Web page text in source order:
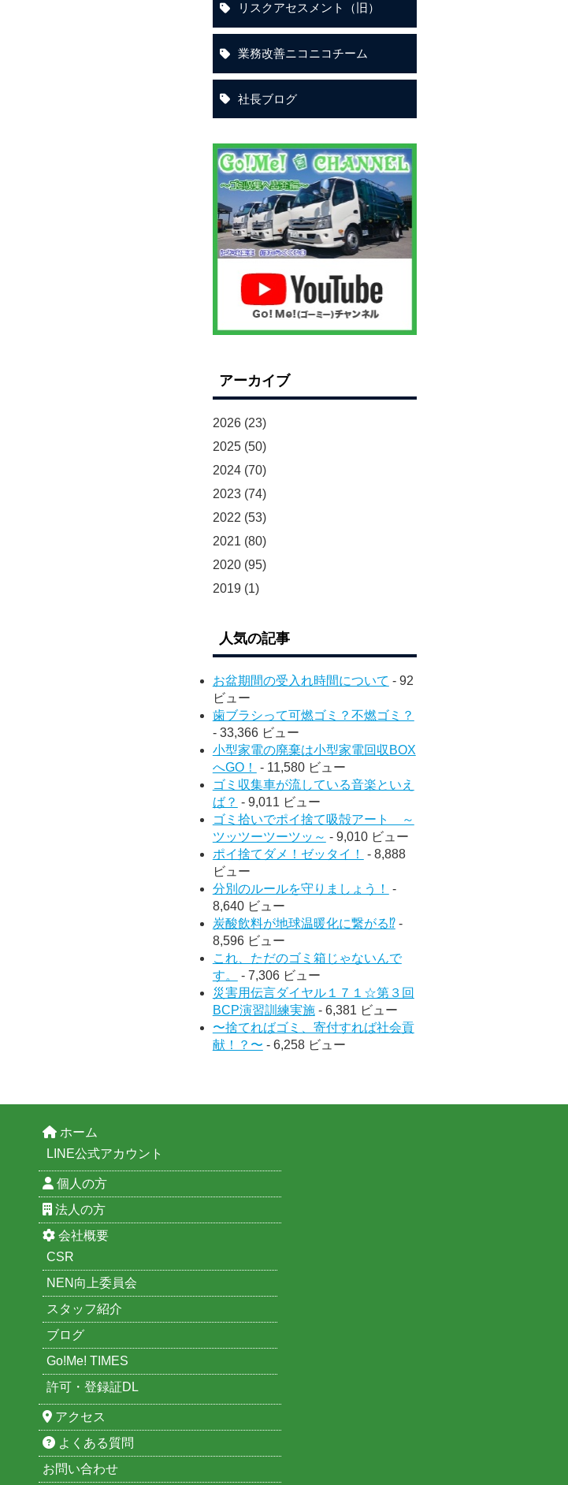
リスクアセスメント（旧）
業務改善ニコニコチーム
社長ブログ
アーカイブ
2026(23)
2025(50)
2024(70)
2023(74)
2022 (53)
2021 (80)
2020(95)
2019(1)
人気の記事
お盆期間の受入れ時間について - 92
ビュー
歯ブラシって可燃ゴミ？不燃ゴミ？
- 33,366 ビュー
小型家電の廃棄は小型家電回収BOX
へGO！
- 11,580 ビュー
ゴミ収集車が流している音楽といえ
ば？ - 9,011 ビュー
ゴミ拾いでポイ捨て吸殻アート ～
ツッツーツーツッ～ - 9,010 ビュー
ポイ捨てダメ！ゼッタイ！
- 8,888
ビュー
分別のルールを守りましょう！
-
8,640 ビュー
炭酸飲料が地球温暖化に繋がる⁉︎-
8,596 ビュー
これ、ただのゴミ箱じゃないんで
す。
- 7,306 ビュー
災害用伝言ダイヤル１７１☆第３回
BCP演習訓練実施- 6,381 ビュー
〜捨てればゴミ、寄付すれば社会貢
献！？〜 - 6,258 ビュー
ホーム
LINE公式アカウント
個人の方
法人の方
会社概要
CSR
NEN向上委員会
スタッフ紹介
ブログ
Go!Me! TIMES
許可・登録証DL
アクセス
よくある質問
お問い合わせ